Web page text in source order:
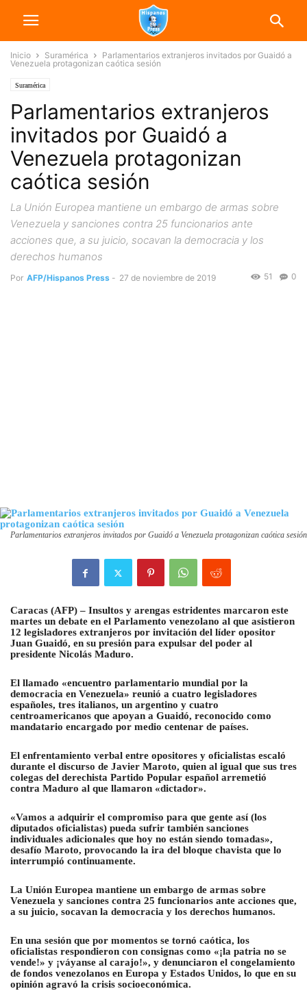
Inicio Suramérica
Parlamentarios extranjeros invitados por Guaidó a
Venezuela protagonizan caótica sesión
Suramérica
Parlamentarios extranjeros
invitados por Guaidó a
Venezuela protagonizan
caótica sesión
La Unión Europea mantiene un embargo de armas sobre
Venezuela y sanciones contra 25 funcionarios ante
acciones que, a su juicio, socavan la democracia y los
derechos humanos
Por AFP/Hispanos Press - 27 de noviembre de 2019 0
51
Parlamentarios extranjeros invitados por Guaidó a Venezuela protagonizan caótica sesión
Caracas (AFP) – Insultos y arengas estridentes marcaron este
martes un debate en el Parlamento venezolano al que asistieron
12 legisladores extranjeros por invitación del líder opositor
Juan Guaidó, en su presión para expulsar del poder al
presidente Nicolás Maduro.
El llamado «encuentro parlamentario mundial por la
democracia en Venezuela» reunió a cuatro legisladores
españoles, tres italianos, un argentino y cuatro
centroamericanos que apoyan a Guaidó, reconocido como
mandatario encargado por medio centenar de países.
El enfrentamiento verbal entre opositores y oficialistas escaló
durante el discurso de Javier Maroto, quien al igual que sus tres
colegas del derechista Partido Popular español arremetió
contra Maduro al que llamaron «dictador».
«Vamos a adquirir el compromiso para que gente así (los
diputados oficialistas) pueda sufrir también sanciones
individuales adicionales que hoy no están siendo tomadas»,
desafío Maroto, provocando la ira del bloque chavista que lo
interrumpió continuamente.
La Unión Europea mantiene un embargo de armas sobre
Venezuela y sanciones contra 25 funcionarios ante acciones que,
a su juicio, socavan la democracia y los derechos humanos.
En una sesión que por momentos se tornó caótica, los
oficialistas respondieron con consignas como «¡la patria no se
vende!» y ¡váyanse al carajo!», y denunciaron el congelamiento
de fondos venezolanos en Europa y Estados Unidos, lo que en su
opinión agravó la crisis socioeconómica.